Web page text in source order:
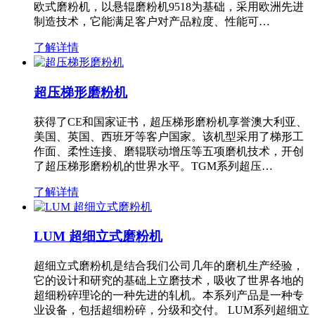
欧式磨粉机，以悬辊磨粉机9518为基础，采用欧洲先进
制造技术，它能满足客户对产品粒度、性能可…
了解详情
超压梯形磨粉机
获得了CE和国家证书，超压梯形磨粉机享誉澳大利亚、
美国、英国、西班牙等客户国家。该机型采用了梯形工
作面、柔性连接、磨辊联动增压等五项磨机技术，开创
了超压梯形磨粉机的世界水平。TGM系列超压…
了解详情
LUM 超细立式磨粉机
超细立式磨粉机是结合我们公司几年的磨机生产经验，
它的设计和研究的基础上立磨技术，吸收了世界各地的
超细粉碎理论的一种先进的轧机。本系列产品是一种专
业设备，包括超细粉碎，分级和交付。 LUM系列超细立